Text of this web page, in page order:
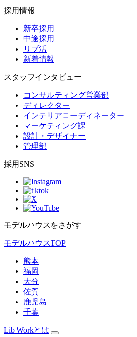
採用情報
新卒採用
中途採用
リブ活
新着情報
スタッフインタビュー
コンサルティング営業部
ディレクター
インテリアコーディネーター
マーケティング課
設計・デザイナー
管理部
採用SNS
モデルハウスをさがす
モデルハウスTOP
熊本
福岡
大分
佐賀
鹿児島
千葉
Lib Workとは